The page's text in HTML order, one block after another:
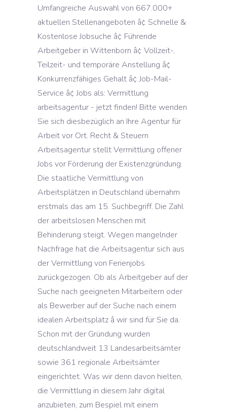
Umfangreiche Auswahl von 667.000+
aktuellen Stellenangeboten â¢ Schnelle &
Kostenlose Jobsuche â¢ Führende
Arbeitgeber in Wittenborn â¢ Vollzeit-,
Teilzeit- und temporäre Anstellung â¢
Konkurrenzfähiges Gehalt â¢ Job-Mail-
Service â¢ Jobs als: Vermittlung
arbeitsagentur - jetzt finden! Bitte wenden
Sie sich diesbezüglich an Ihre Agentur für
Arbeit vor Ort. Recht & Steuern
Arbeitsagentur stellt Vermittlung offener
Jobs vor Förderung der Existenzgründung.
Die staatliche Vermittlung von
Arbeitsplätzen in Deutschland übernahm
erstmals das am 15. Suchbegriff. Die Zahl
der arbeitslosen Menschen mit
Behinderung steigt. Wegen mangelnder
Nachfrage hat die Arbeitsagentur sich aus
der Vermittlung von Ferienjobs
zurückgezogen. Ob als Arbeitgeber auf der
Suche nach geeigneten Mitarbeitern oder
als Bewerber auf der Suche nach einem
idealen Arbeitsplatz â wir sind für Sie da.
Schon mit der Gründung wurden
deutschlandweit 13 Landesarbeitsämter
sowie 361 regionale Arbeitsämter
eingerichtet. Was wir denn davon hielten,
die Vermittlung in diesem Jahr digital
anzubieten, zum Bespiel mit einem